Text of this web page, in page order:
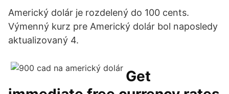
Americký dolár je rozdelený do 100 cents.
Výmenný kurz pre Americký dolár bol naposledy
aktualizovaný 4.
Get